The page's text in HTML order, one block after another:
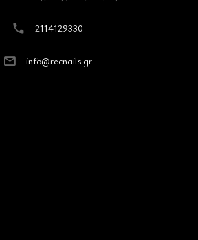
2114129330
info@recnails.gr